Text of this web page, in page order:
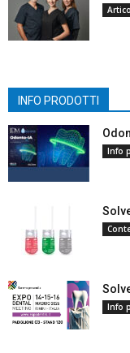
INFO PRODOTTI
Info
Info